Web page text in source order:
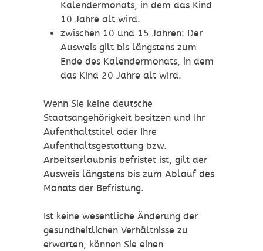
Kalendermonats, in dem das Kind
10 Jahre alt wird.
zwischen 10 und 15 Jahren: Der
Ausweis gilt bis längstens zum
Ende des Kalendermonats, in dem
das Kind 20 Jahre alt wird.
Wenn Sie keine deutsche
Staatsangehörigkeit besitzen und Ihr
Aufenthaltstitel oder Ihre
Aufenthaltsgestattung bzw.
Arbeitserlaubnis befristet ist, gilt der
Ausweis längstens bis zum Ablauf des
Monats der Befristung.
Ist keine wesentliche Änderung der
gesundheitlichen Verhältnisse zu
erwarten, können Sie einen